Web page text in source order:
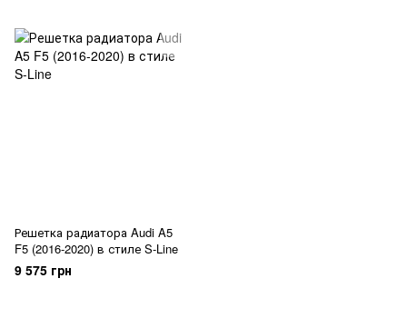
Решетка радиатора Audi A5
F5 (2016-2020) в стиле S-Line
9 575 грн